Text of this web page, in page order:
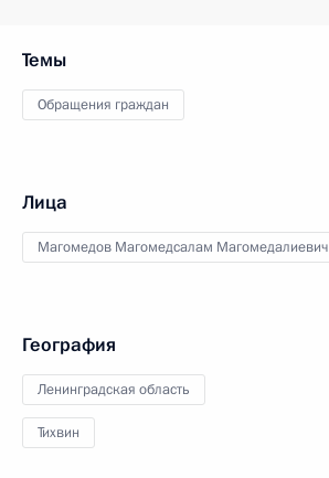
Темы
Обращения граждан
Лица
Магомедов Магомедсалам Магомедалиевич
География
Ленинградская область
Тихвин